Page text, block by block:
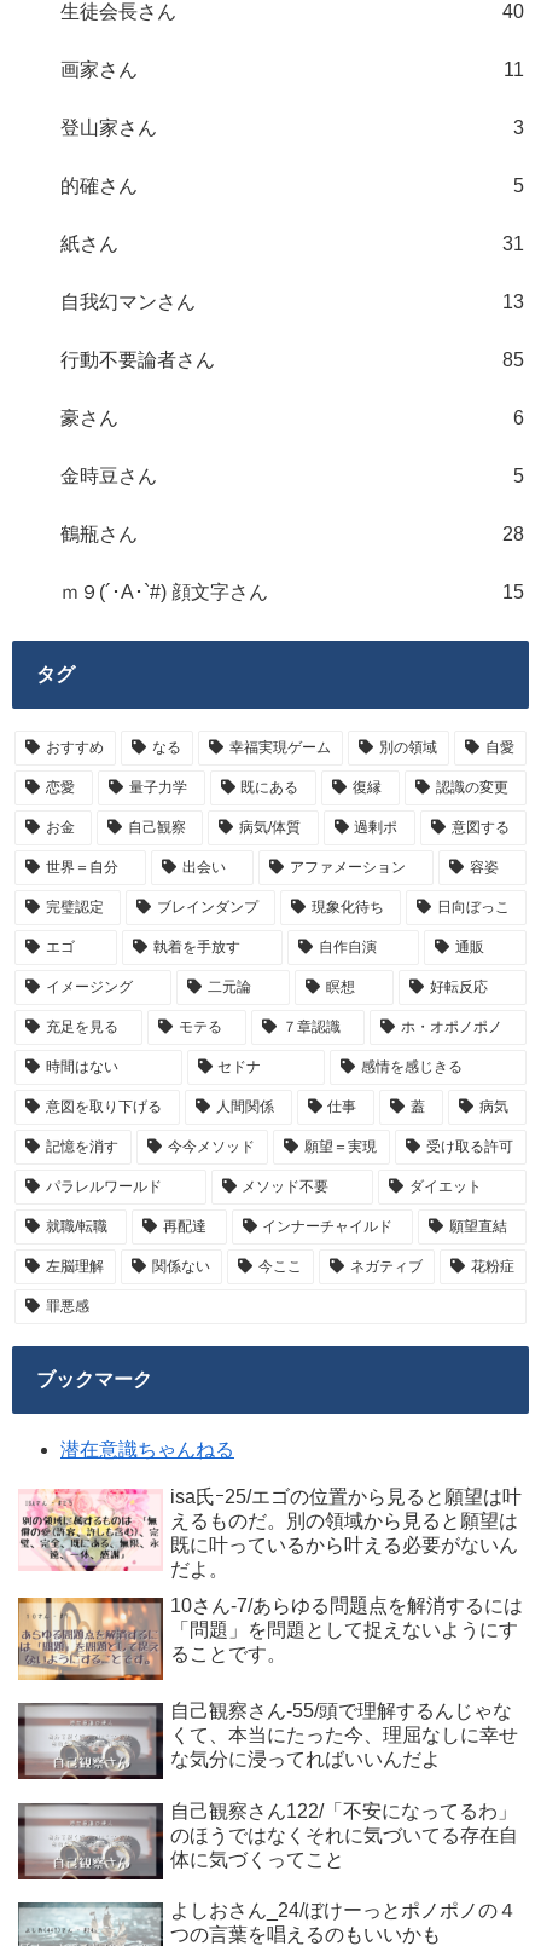
生徒会長さん 40
画家さん 11
登山家さん 3
的確さん 5
紙さん 31
自我幻マンさん 13
行動不要論者さん 85
豪さん 6
金時豆さん 5
鶴瓶さん 28
ｍ９(´･A･`#) 顔文字さん 15
タグ
おすすめ なる 幸福実現ゲーム 別の領域 自愛
恋愛 量子力学 既にある 復縁 認識の変更
お金 自己観察 病気/体質 過剰ポ 意図する
世界＝自分 出会い アファメーション 容姿
完璧認定 ブレインダンプ 現象化待ち 日向ぼっこ
エゴ 執着を手放す 自作自演 通販
イメージング 二元論 瞑想 好転反応
充足を見る モテる ７章認識 ホ・オポノポノ
時間はない セドナ 感情を感じきる
意図を取り下げる 人間関係 仕事 蓋 病気
記憶を消す 今今メソッド 願望＝実現 受け取る許可
パラレルワールド メソッド不要 ダイエット
就職/転職 再配達 インナーチャイルド 願望直結
左脳理解 関係ない 今ここ ネガティブ 花粉症
罪悪感
ブックマーク
潜在意識ちゃんねる
isa氏ｰ25/エゴの位置から見ると願望は叶
えるものだ。別の領域から見ると願望は
既に叶っているから叶える必要がないん
だよ。
10さん-7/あらゆる問題点を解消するには
「問題」を問題として捉えないようにす
ることです。
自己観察さん-55/頭で理解するんじゃな
くて、本当にたった今、理屈なしに幸せ
な気分に浸ってればいいんだよ
自己観察さん122/「不安になってるわ」
のほうではなくそれに気づいてる存在自
体に気づくってこと
よしおさん_24/ぼけーっとポノポノの４
つの言葉を唱えるのもいいかも